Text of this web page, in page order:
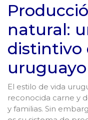
natural:
distintivo
uruguayo
El estilo de vida
reconocida carne y
y familias. Sin